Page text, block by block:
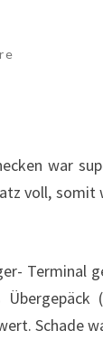
war
voll, somit
Terminal
Übergepäck
Schade